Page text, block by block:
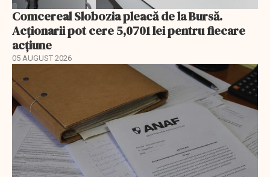
Comcereal Slobozia pleacă de la Bursă.
Acționarii pot cere 5,0701 lei pentru fiecare
acțiune
05 AUGUST 2026